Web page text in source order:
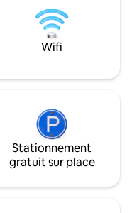
indépendantes.
sont compris
Wifi
Stationnement
gratuit sur place